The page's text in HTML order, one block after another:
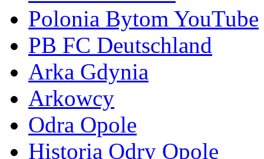
Polonia Bytom YouTube
PB FC Deutschland
Arka Gdynia
Arkowcy
Odra Opole
Historia Odry Opole